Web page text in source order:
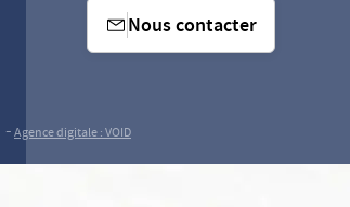
Nous contacter
-Agence digitale : VOID